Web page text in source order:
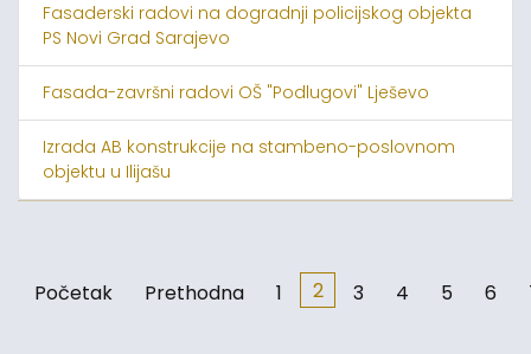
Fasaderski radovi na dogradnji policijskog objekta
PS Novi Grad Sarajevo
Fasada-završni radovi OŠ "Podlugovi" Lješevo
Izrada AB konstrukcije na stambeno-poslovnom
objektu u Ilijašu
Početak Prethodna 1 2 3 4 5 6